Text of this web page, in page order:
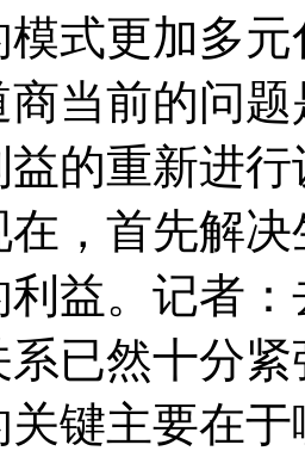
模式更加多
商当前的问
益的重新进
，首先解
益。记者
已然十分
关键主要在